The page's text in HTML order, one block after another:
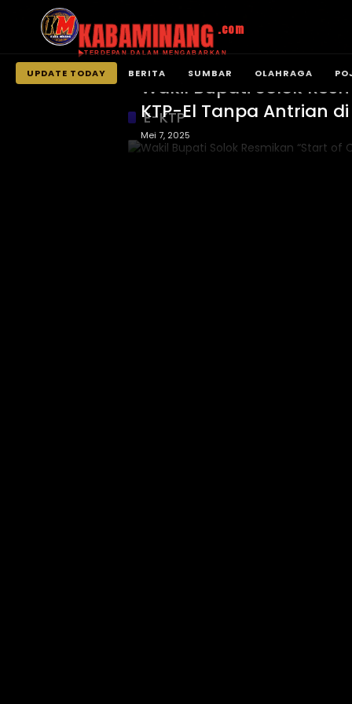
KABAMINANG .com
TERDEPAN DALAM MENGABARKAN
UPDATE TODAY BERITA SUMBAR OLAHRAGA
E-KTP
Wakil Bupati Solok
KTP-El Tanpa Antrian
Mei 7, 2025